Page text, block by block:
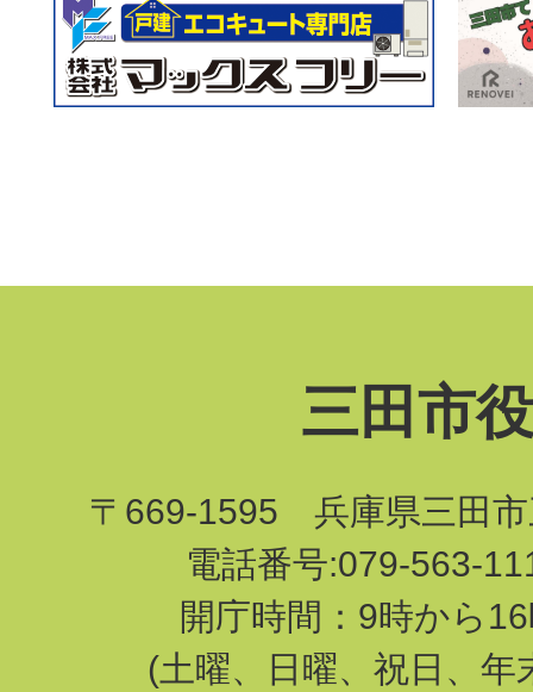
三田市
〒669-1595 兵庫県三田市
電話番号:079-563-
開庁時間：9時から
(土曜、日曜、祝日、年